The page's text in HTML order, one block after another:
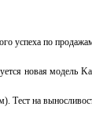
успеха по
новая модель
Тест на